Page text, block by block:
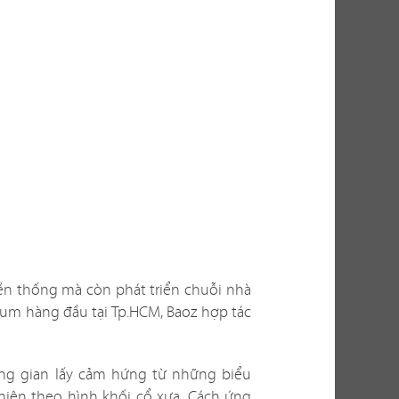
tế, việc
phù hợp
thi công ra
toán không
bạn những
thống mà còn phát triển chuỗi nhà
hàng đầu tại Tp.HCM, Baoz hợp tác
gian lấy cảm hứng từ những biểu